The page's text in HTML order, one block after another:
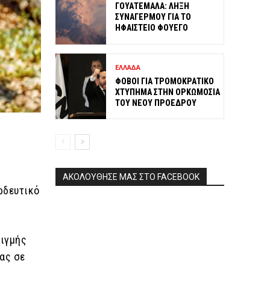
σε
ΓΟΥΑΤΕΜΑΛΑ: ΛΗΞΗ
ΣΥΝΑΓΕΡΜΟΥ ΓΙΑ ΤΟ
ΗΦΑΙΣΤΕΙΟ ΦΟΥΕΓΟ
ΕΛΛΑΔΑ
ΦΟΒΟΙ ΓΙΑ ΤΡΟΜΟΚΡΑΤΙΚΟ
ΧΤΥΠΗΜΑ ΣΤΗΝ ΟΡΚΩΜΟΣΙΑ
ΤΟΥ ΝΕΟΥ ΠΡΟΕΔΡΟΥ
ΑΚΟΛΟΥΘΗΣΕ ΜΑΣ ΣΤΟ FACEBOOK